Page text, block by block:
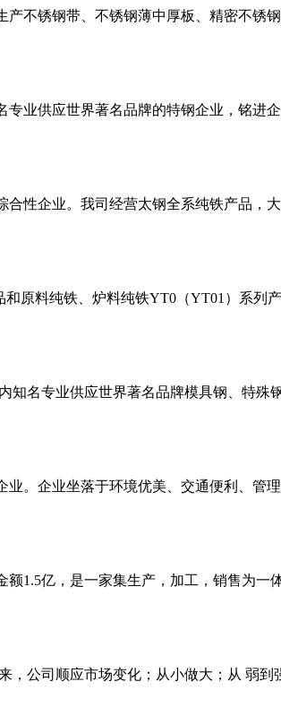
不锈钢带、不锈钢薄中厚板、精密不锈
专业供应世界著名品牌的特钢企业，铭进
合性企业。我司经营太钢全系纯铁产品，
原料纯铁、炉料纯铁YT0（YT01）系列
知名专业供应世界著名品牌模具钢、特殊
。企业坐落于环境优美、交通便利、管
1.5亿，是一家集生产，加工，销售为一
，公司顺应市场变化；从小做大；从 弱到